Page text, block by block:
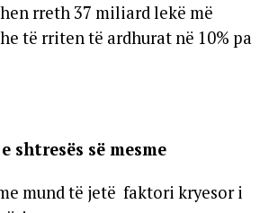
rreth 37 miliard lekë më
të rriten të ardhurat në 10% pa
shtresës së mesme
mund të jetë faktori kryesor i